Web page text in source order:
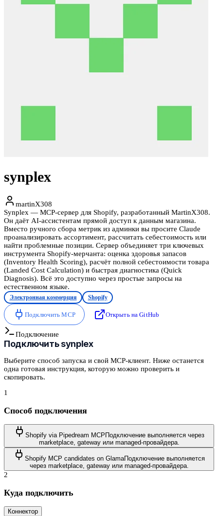
synplex
martinX308
Synplex — MCP-сервер для Shopify, разработанный MartinX308.
Он даёт AI-ассистентам прямой доступ к данным магазина.
Вместо ручного сбора метрик из админки вы просите Claude
проанализировать ассортимент, рассчитать себестоимость или
найти проблемные позиции. Сервер объединяет три ключевых
инструмента Shopify-мерчанта: оценка здоровья запасов
(Inventory Health Scoring), расчёт полной себестоимости товара
(Landed Cost Calculation) и быстрая диагностика (Quick
Diagnosis). Всё это доступно через простые запросы на
естественном языке.
Электронная коммерция Shopify
Подключить MCP Открыть на GitHub
Подключение
Подключитьsynplex
Выберите способ запуска и свой MCP-клиент. Ниже останется
одна готовая инструкция, которую можно проверить и
скопировать.
1
Способ подключения
Shopify via Pipedream MCP Подключение выполняется через
marketplace, gateway или managed-провайдера.
Shopify MCP candidates on GlamaПодключение выполняется
через marketplace, gateway или managed-провайдера.
2
Куда подключить
Коннектор